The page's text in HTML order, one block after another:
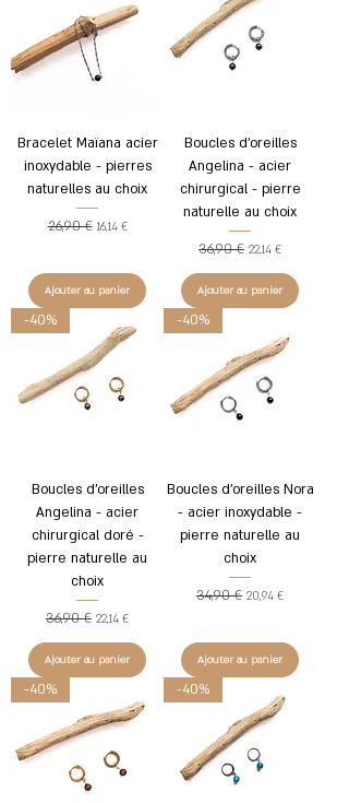
Bracelet Maïana acier
inoxydable - pierres
naturelles au choix
Prix original
26,90 € Prix promotionnel
16,14 €
Ajouter au panier
Boucles d'oreilles
Angelina - acier
chirurgical - pierre
naturelle au choix
Prix original
36,90 € Prix promotionnel
22,14 €
Ajouter au panier
-40%
Boucles d'oreilles
Angelina - acier
chirurgical doré -
pierre naturelle au
choix
Prix original
36,90 € Prix promotionnel
22,14 €
Ajouter au panier
-40%
Boucles d'oreilles Nora
- acier inoxydable -
pierre naturelle au
choix
Prix original
34,90 € Prix promotionnel
20,94 €
Ajouter au panier
-40% -40%